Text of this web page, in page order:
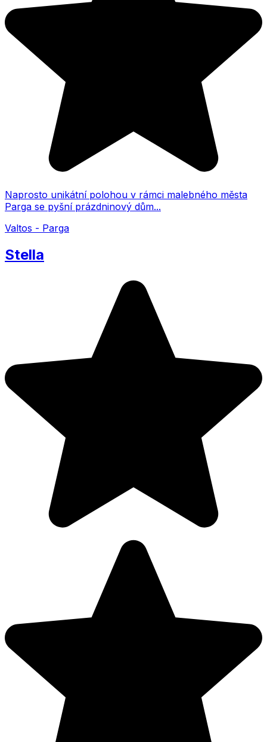
Naprosto unikátní polohou v rámci malebného města
Parga se pyšní prázdninový dům...
Valtos - Parga
Stella